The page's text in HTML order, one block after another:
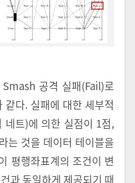
공격 실패(Fail)로
같다. 실패에 대한 세부적
트)에 의한 실점이 1점,
는 것을 데이터 테이블을
평행좌표계의 조건이 변
과 동일하게 제공되기 때